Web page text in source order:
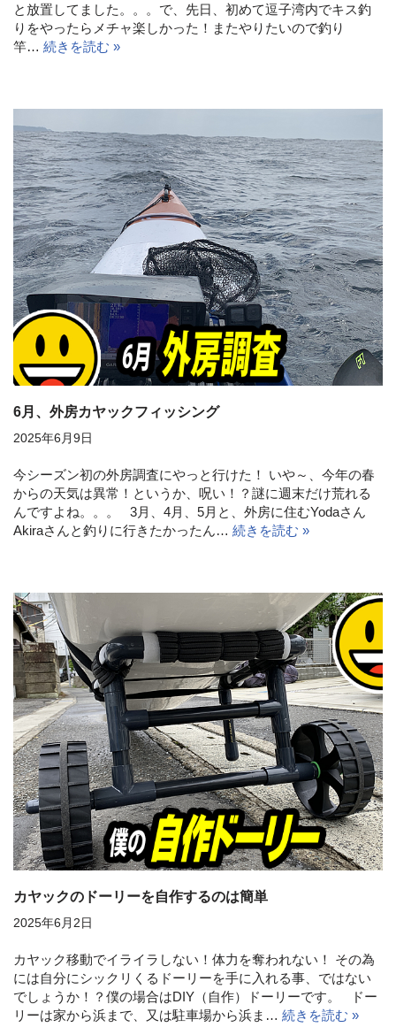
と放置してました。。。で、先日、初めて逗子湾内でキス釣
りをやったらメチャ楽しかった！またやりたいので釣り
竿… 続きを読む »
6月、外房カヤックフィッシング
2025年6月9日
今シーズン初の外房調査にやっと行けた！ いや～、今年の春
からの天気は異常！というか、呪い！？謎に週末だけ荒れる
んですよね。。。 3月、4月、5月と、外房に住むYodaさん
Akiraさんと釣りに行きたかったん… 続きを読む »
カヤックのドーリーを自作するのは簡単
2025年6月2日
カヤック移動でイライラしない！体力を奪われない！ その為
には自分にシックリくるドーリーを手に入れる事、ではない
でしょうか！？僕の場合はDIY（自作）ドーリーです。 ドー
リーは家から浜まで、又は駐車場から浜ま… 続きを読む »